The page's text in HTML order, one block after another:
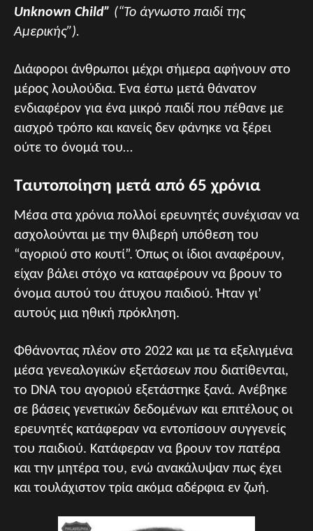
Unknown Child” (“Το άγνωστο παιδί της
Αμερικής”).
Διάφοροι άνθρωποι μέχρι σήμερα αφήνουν στο
μέρος λουλούδια. Ένα έστω μετά θάνατον
ενδιαφέρον για ένα μικρό παιδί που πέθανε με
αισχρό τρόπο και κανείς δεν φάνηκε να ξέρει
ούτε το όνομά του…
Ταυτοποίηση μετά από 65 χρόνια
Μέσα στα χρόνια πολλοί ερευνητές συνέχισαν να
ασχολούνται με την θλιβερή υπόθεση του
“αγοριού στο κουτί”. Όπως οι ίδιοι αναφέρουν,
είχαν βάλει στόχο να καταφέρουν να βρουν το
όνομα αυτού του άτυχου παιδιού. Ήταν γι’
αυτούς μια ηθική πρόκληση.
Φθάνοντας πλέον στο 2022 και με τα εξελιγμένα
μέσα γενεαλογικών εξετάσεων που διατίθενται,
το DNA του αγοριού εξετάστηκε ξανά. Ανέβηκε
σε βάσεις γενετικών δεδομένων και επιτέλους οι
ερευνητές κατάφεραν να εντοπίσουν συγγενείς
του παιδιού. Κατάφεραν να βρουν τον πατέρα
και την μητέρα του, ενώ ανακάλυψαν πως έχει
και τουλάχιστον τρία ακόμα αδέρφια εν ζωή.